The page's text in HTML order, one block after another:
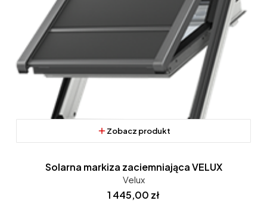
Zobacz produkt
Solarna markiza zaciemniająca VELUX
Velux
Cena
1 445,00 zł